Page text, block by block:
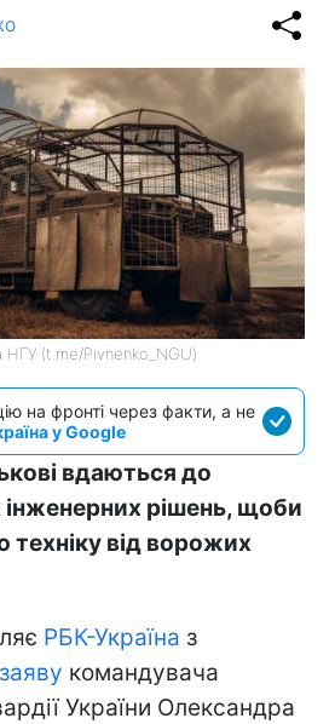
НГУ (t.me/Pivnenko_NGU)
на фронті через факти, а не
у Google
вдаються до
рішень, щоби
техніку від ворожих
РБК-Україна з
заяву командувача
України Олександра